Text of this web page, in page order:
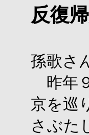
反復
孫歌さ
昨年
京を巡
さぶた